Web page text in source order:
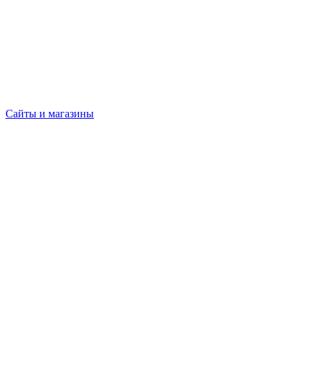
Сайты и магазины